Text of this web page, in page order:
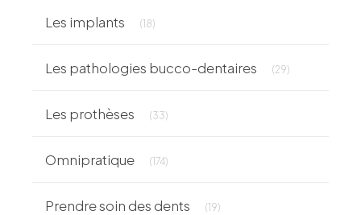
Les implants (18)
Les pathologies bucco-dentaires (29)
Les prothèses (33)
Omnipratique (174)
Prendre soin des dents (19)